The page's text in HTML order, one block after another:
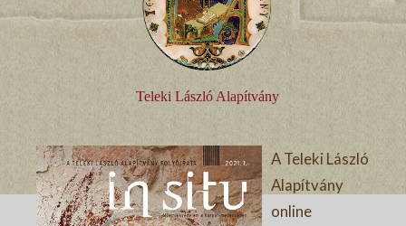
Teleki László Alapítvány
A Teleki László
Alapítvány
online